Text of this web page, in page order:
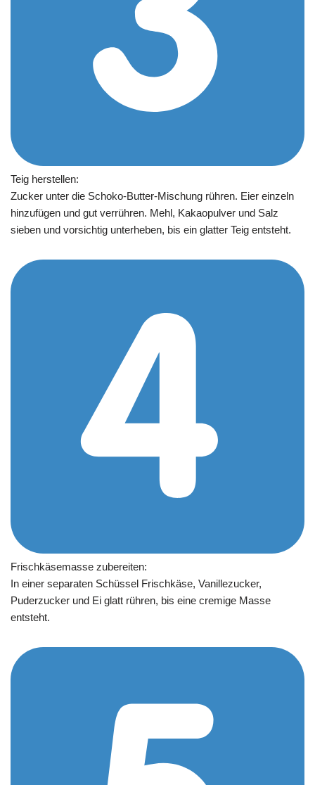
Teig herstellen:
Zucker unter die Schoko-Butter-Mischung rühren. Eier einzeln
hinzufügen und gut verrühren. Mehl, Kakaopulver und Salz
sieben und vorsichtig unterheben, bis ein glatter Teig entsteht.
Frischkäsemasse zubereiten:
In einer separaten Schüssel Frischkäse, Vanillezucker,
Puderzucker und Ei glatt rühren, bis eine cremige Masse
entsteht.